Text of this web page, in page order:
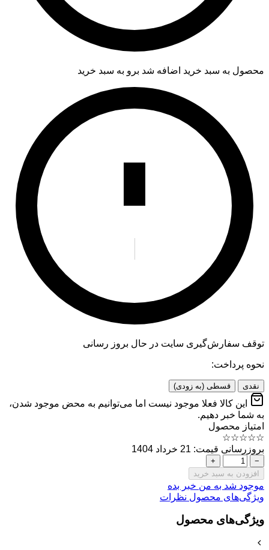
محصول به سبد خرید اضافه شد برو به سبد خرید
توقف سفارش‌گیری سایت در حال بروز رسانی
نحوه پرداخت:
نقدی قسطی (به زودی)
این کالا فعلا موجود نیست اما می‌توانیم به محض موجود شدن،
به شما خبر دهیم.
امتیاز محصول
☆
☆
☆
☆
☆
بروزرسانی قیمت: 21 خرداد 1404
−
+
افزودن به سبد خرید
موجود شد به من خبر بده
ویژگی‌های محصول نظرات
ویژگی‌های محصول